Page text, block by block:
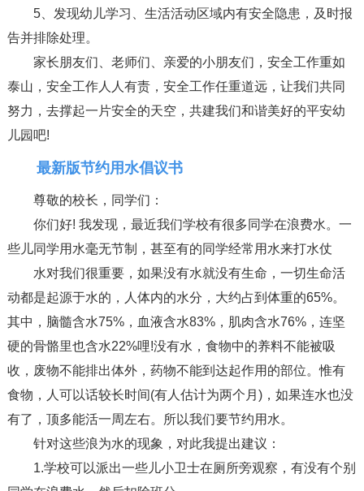
5、发现幼儿学习、生活活动区域内有安全隐患，及时报
告并排除处理。
家长朋友们、老师们、亲爱的小朋友们，安全工作重如
泰山，安全工作人人有责，安全工作任重道远，让我们共同
努力，去撑起一片安全的天空，共建我们和谐美好的平安幼
儿园吧!
最新版节约用水倡议书
尊敬的校长，同学们：
你们好! 我发现，最近我们学校有很多同学在浪费水。一
些儿同学用水毫无节制，甚至有的同学经常用水来打水仗
水对我们很重要，如果没有水就没有生命，一切生命活
动都是起源于水的，人体内的水分，大约占到体重的65%。
其中，脑髓含水75%，血液含水83%，肌肉含水76%，连坚
硬的骨骼里也含水22%哩!没有水，食物中的养料不能被吸
收，废物不能排出体外，药物不能到达起作用的部位。惟有
食物，人可以话较长时间(有人估计为两个月)，如果连水也没
有了，顶多能活一周左右。所以我们要节约用水。
针对这些浪为水的现象，对此我提出建议：
1.学校可以派出一些儿小卫士在厕所旁观察，有没有个别